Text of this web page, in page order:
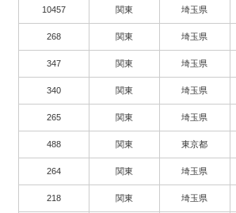
10457 関東 埼玉県
268 関東 埼玉県
347 関東 埼玉県
340 関東 埼玉県
265 関東 埼玉県
488 関東 東京都
264 関東 埼玉県
218 関東 埼玉県